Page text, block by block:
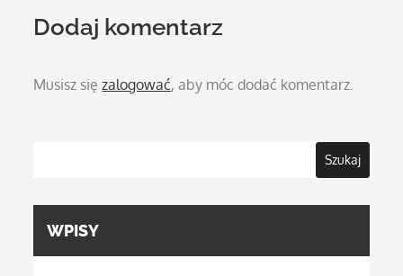
Dodaj komentarz
Musisz sięzalogować, aby móc dodać komentarz.
Szukaj
WPISY